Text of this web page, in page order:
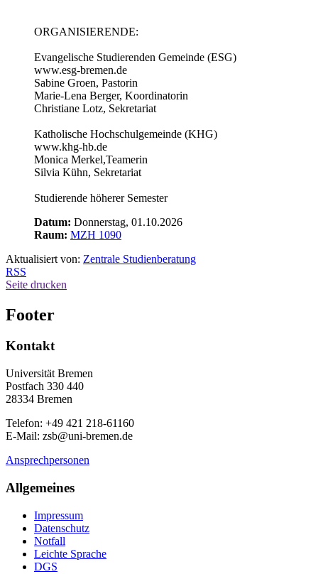
ORGANISIERENDE:
Evangelische Studierenden Gemeinde (ESG)
www.esg-bremen.de
Sabine Groen, Pastorin
Marie-Lena Berger, Koordinatorin
Christiane Lotz, Sekretariat
Katholische Hochschulgemeinde (KHG)
www.khg-hb.de
Monica Merkel,Teamerin
Silvia Kühn, Sekretariat
Studierende höherer Semester
Datum: Donnerstag, 01.10.2026
Raum: MZH 1090
Aktualisiert von: Zentrale Studienberatung
RSS
Seite drucken
Footer
Kontakt
Universität Bremen
Postfach 330 440
28334 Bremen
Telefon: +49 421 218-61160
E-Mail: zsb@uni-bremen.de
Ansprechpersonen
Allgemeines
Impressum
Datenschutz
Notfall
Leichte Sprache
DGS